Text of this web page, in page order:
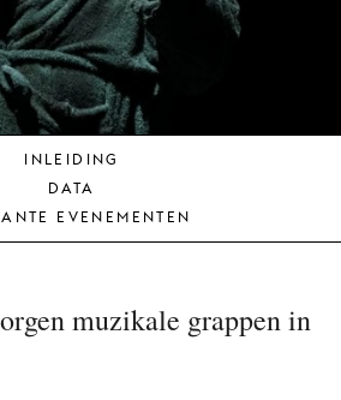
JONG
PUBLIEK
DE
MUNT
INLEIDING
DATA
EVENEMENTEN
muzikale grappen in